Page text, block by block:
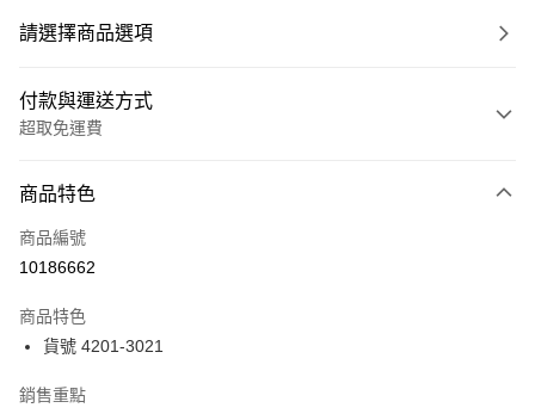
請選擇商品選項
付款與運送方式
超取免運費
信用卡一次付款
超商取貨付款
ATM付款
運送方式
商品特色
商品編號
10186662
商品特色
貨號 4201-3021
銷售重點